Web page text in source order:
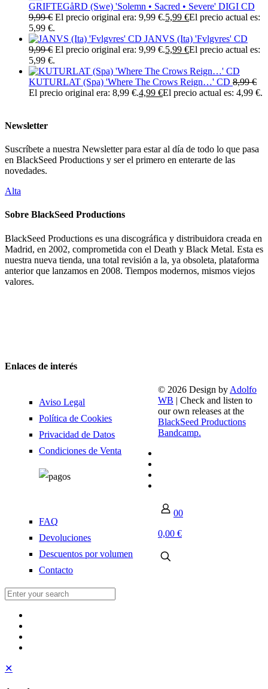
GRIFTEGåRD (Swe) 'Solemn • Sacred • Severe' DIGI CD
9,99€ El precio original era: 9,99 €.5,99 €El precio actual es:
5,99 €.
JANVS (Ita) 'Fvlgvres' CD
9,99€ El precio original era: 9,99 €.5,99 €El precio actual es:
5,99 €.
KUTURLAT (Spa) 'Where The Crows Reign…' CD 8,99€
El precio original era: 8,99 €.4,99 €El precio actual es: 4,99 €.
Newsletter
Suscríbete a nuestra Newsletter para estar al día de todo lo que pasa
en BlackSeed Productions y ser el primero en enterarte de las
novedades.
Alta
Sobre BlackSeed Productions
BlackSeed Productions es una discográfica y distribuidora creada en
Madrid, en 2002, comprometida con el Death y Black Metal. Esta es
nuestra nueva tienda, una total revisión a la, ya obsoleta, plataforma
anterior que lanzamos en 2008. Tiempos modernos, mismos viejos
valores.
Enlaces de interés
Aviso Legal
Política de Cookies
Privacidad de Datos
Condiciones de Venta
FAQ
Devoluciones
Descuentos por volumen
Contacto
© 2026 Design by Adolfo
WB | Check and listen to
our own releases at the
BlackSeed Productions
Bandcamp.
00
0,00 €
✕